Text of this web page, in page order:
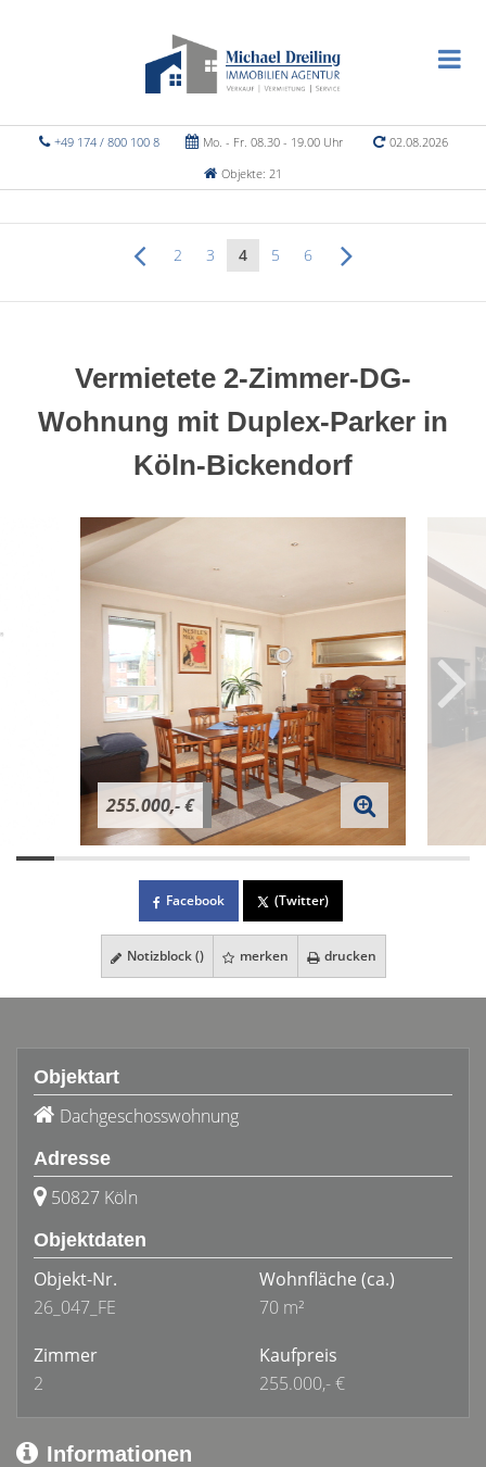
+49 174 / 800 100 8 Mo. - Fr. 08.30 - 19.00 Uhr
02.08.2026
Objekte: 21
2 3 4 5 6
Vermietete 2-Zimmer-DG-
Wohnung mit Duplex-Parker in
Köln-Bickendorf
255.000,- €
Facebook (Twitter)
Notizblock () merken drucken
Objektart
Dachgeschosswohnung
Adresse
50827 Köln
Objektdaten
Objekt-Nr.
26_047_FE
Wohnfläche (ca.)
70 m²
Zimmer
2
Kaufpreis
255.000,- €
Informationen